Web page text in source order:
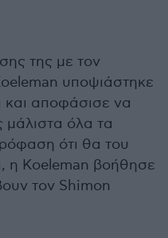
της με τον
υποψιάστηκε
και αποφάσισε να
μάλιστα όλα τα
ότι θα του
η Koeleman βοήθησε
τον Shimon